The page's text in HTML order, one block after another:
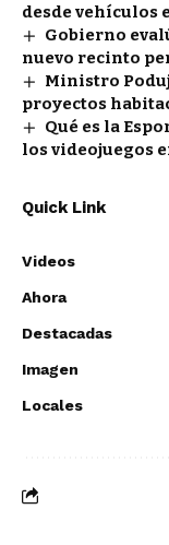
desde vehículos
Gobierno
nuevo recinto
Ministro
proyectos
Qué es la
los videojuegos
Quick Link
Videos
Ahora
Destacadas
Imagen
Locales